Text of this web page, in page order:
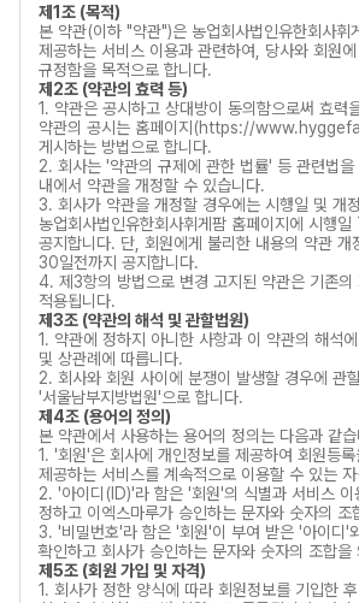
제1조 (목적)
본 약관(이하 "약관")은 농업회사법인유한회사휘
제공하는 서비스 이용과 관련하여, 당사와 회원
규정함을 목적으로 합니다.
제2조 (약관의 효력 등)
1. 약관은 공시하고 상대방이 동의함으로써 효력
약관의 공시는 홈페이지(https://
게시하는 방법으로 합니다.
2. 회사는 '약관의 규제에 관한 법률' 등 관련법을
내에서 약관을 개정할 수 있습니다.
3. 회사가 약관을 개정할 경우에는 시행일 및 개
농업회사법인유한회사휘게팜 홈페이지에 시행일
공지합니다. 단, 회원에게 불리한 내용의 약관 개
30일전까지 공지합니다.
4. 제3항의 방법으로 변경 고지된 약관은 기존의
적용됩니다.
제3조 (약관의 해석 및 관할법원)
1. 약관에 정하지 아니한 사항과 이 약관의 해석
및 상관례에 따릅니다.
2. 회사와 회원 사이에 분쟁이 발생할 경우에 관
'서울남부지방법원'으로 합니다.
제4조 (용어의 정의)
본 약관에서 사용하는 용어의 정의는 다음과 같
1. '회원'은 회사에 개인정보를 제공하여 회원등
제공하는 서비스를 계속적으로 이용할 수 있는
2. '아이디(ID)'라 함은 '회원'의 식별과 서비스 이
정하고 이엑스마루가 승인하는 문자와 숫자의 조
3. '비밀번호'라 함은 '회원'이 부여 받은 '아이디'
확인하고 회사가 승인하는 문자와 숫자의 조합을
제5조 (회원 가입 및 자격)
1. 회사가 정한 양식에 따라 회원정보를 기입한